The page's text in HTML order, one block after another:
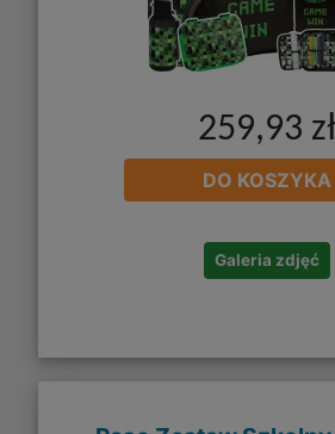
259,93 zł
DO KOSZYKA
Galeria zdjęć